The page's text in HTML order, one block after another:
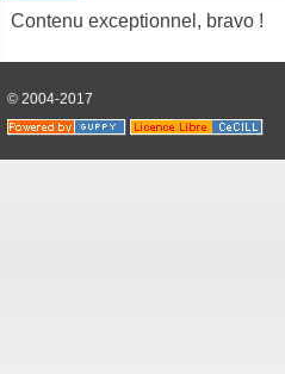
Contenu exceptionnel, bravo !
© 2004-2017